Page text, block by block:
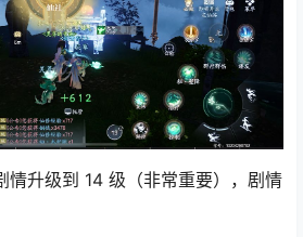
情升级到 14 级（非常重要），剧情